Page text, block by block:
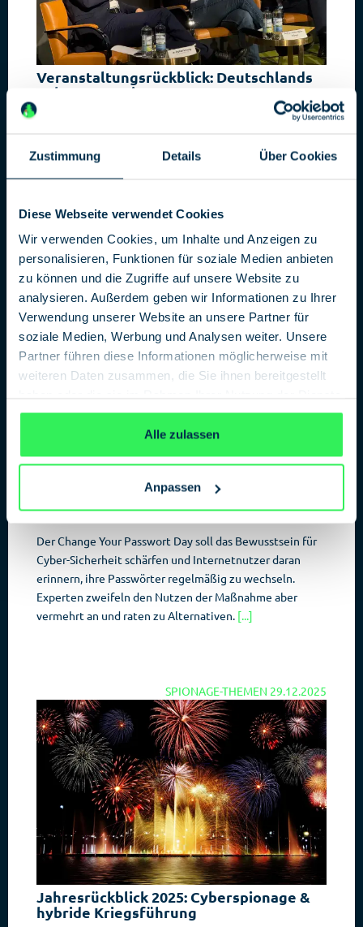
Zustimmung Details Über Cookies
Diese Webseite verwendet Cookies
Wir verwenden Cookies, um Inhalte und Anzeigen zu
personalisieren, Funktionen für soziale Medien anbieten
zu können und die Zugriffe auf unsere Website zu
analysieren. Außerdem geben wir Informationen zu Ihrer
Verwendung unserer Website an unsere Partner für
soziale Medien, Werbung und Analysen weiter. Unsere
Partner führen diese Informationen möglicherweise mit
weiteren Daten zusammen, die Sie ihnen bereitgestellt
gesammelt haben.Datenschutzerklärung
Alle zulassen
Anpassen
Veranstaltungsrückblick: Deutschlands
Cyberstrategie
Cyberkriminalität und Sabotage durch Cyberangriffe
Infrastrukturen dar. Wie gut Deutschland mit der
[...]
SPIONAGE-THEMEN01.02.2026
Change Your Password Day: zeitgemäß
oder veraltet?
Der Change Your Passwort Day soll das Bewusstsein für
Cyber-Sicherheit schärfen und Internetnutzer daran
erinnern, ihre Passwörter regelmäßig zu wechseln.
Experten zweifeln den Nutzen der Maßnahme aber
vermehrt an und raten zu Alternativen. [...]
SPIONAGE-THEMEN 29.12.2025
Jahresrückblick 2025: Cyberspionage &
hybride Kriegsführung